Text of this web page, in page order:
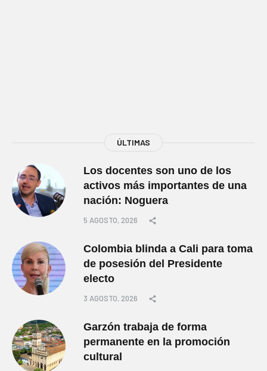
ÚLTIMAS
Los docentes son uno de los
activos más importantes de una
nación: Noguera
5 AGOSTO, 2026
Colombia blinda a Cali para toma
de posesión del Presidente
electo
3 AGOSTO, 2026
Garzón trabaja de forma
permanente en la promoción
cultural